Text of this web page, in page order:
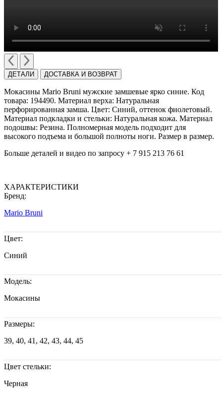
ДЕТАЛИ ДОСТАВКА И ВОЗВРАТ
Мокасины Mario Bruni мужские замшевые ярко синие. Код
товара: 194490. Материал верха: Натуральная
перфорированная замша. Цвет: Синий, оттенок фиолетовый.
Материал подкладки и стельки: Натуральная кожа. Материал
подошвы: Резина. Полномерная модель подходит для
высокого подъема и большой полноты ноги. Размер в размер.
Больше деталей и видео по запросу + 7 915 213 76 61
ХАРАКТЕРИСТИКИ
Бренд:
Mario Bruni
Цвет:
Синий
Модель:
Мокасины
Размеры:
39, 40, 41, 42, 43, 44, 45
Цвет стельки:
Черная